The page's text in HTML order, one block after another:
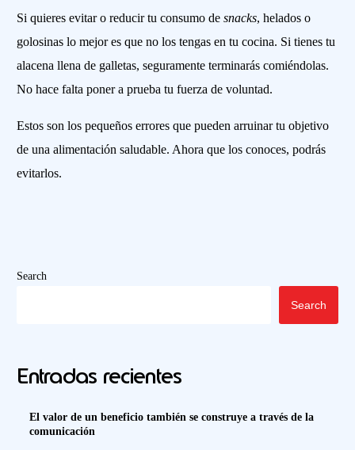
Si quieres evitar o reducir tu consumo desnacks, helados o
golosinas lo mejor es que no los tengas en tu cocina. Si tienes tu
alacena llena de galletas, seguramente terminarás comiéndolas.
No hace falta poner a prueba tu fuerza de voluntad.
Estos son los pequeños errores que pueden arruinar tu objetivo
de una alimentación saludable. Ahora que los conoces, podrás
evitarlos.
Search
Search
Entradas recientes
El valor de un beneficio también se construye a través de la
comunicación